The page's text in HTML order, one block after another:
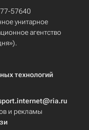
57640
унитарное
агентство
технологий
и рекламы